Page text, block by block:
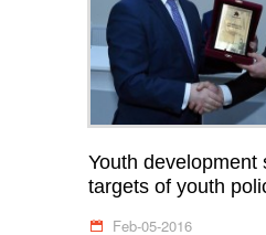
Youth development
targets of youth
Feb-05-2016